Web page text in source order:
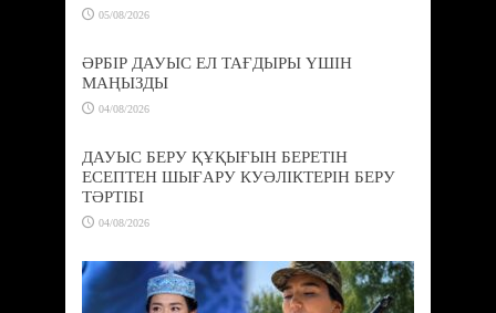
05/08/2026
ӘРБІР ДАУЫС ЕЛ ТАҒДЫРЫ ҮШІН
МАҢЫЗДЫ
04/08/2026
ДАУЫС БЕРУ ҚҰҚЫҒЫН БЕРЕТІН
ЕСЕПТЕН ШЫҒАРУ КУӘЛІКТЕРІН БЕРУ
ТӘРТІБІ
04/08/2026